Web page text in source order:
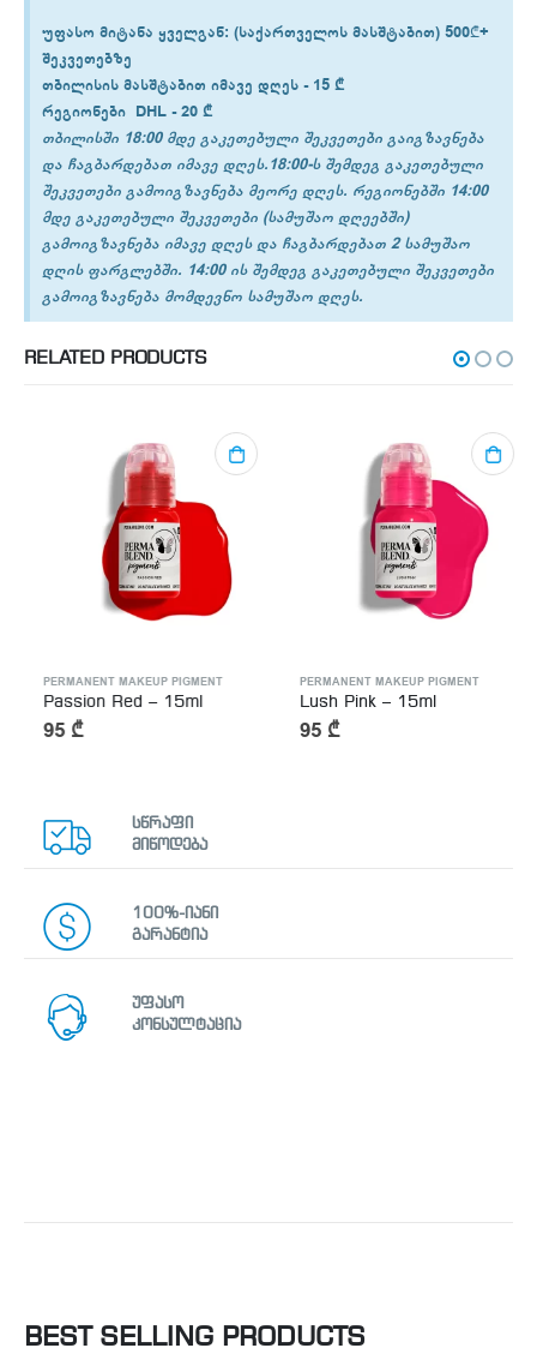
უფასო მიტანა ყველგან: (საქართველოს მასშტაბით) 500₾+
შეკვეთებზე
თბილისის მასშტაბით იმავე დღეს -15 ₾
რეგიონები DHL -20 ₾
თბილისში 18:00 მდე გაკეთებული შეკვეთები გაიგზავნება
და ჩაგბარდებათ იმავე დღეს.18:00-ს შემდეგ გაკეთებული
შეკვეთები გამოიგზავნება მეორე დღეს. რეგიონებში 14:00
მდე გაკეთებული შეკვეთები (სამუშაო დღეებში)
გამოიგზავნება იმავე დღეს და ჩაგბარდებათ 2 სამუშაო
დღის ფარგლებში. 14:00 ის შემდეგ გაკეთებული შეკვეთები
გამოიგზავნება მომდევნო სამუშაო დღეს.
RELATED PRODUCTS
PERMANENT MAKEUP PIGMENT
Passion Red – 15ml
95₾
PERMANENT MAKEUP PIGMENT
Lush Pink – 15ml
95₾
სწრაფი
მიწოდება
100%-იანი
გარანტია
უფასო
კონსულტაცია
BEST SELLING PRODUCTS